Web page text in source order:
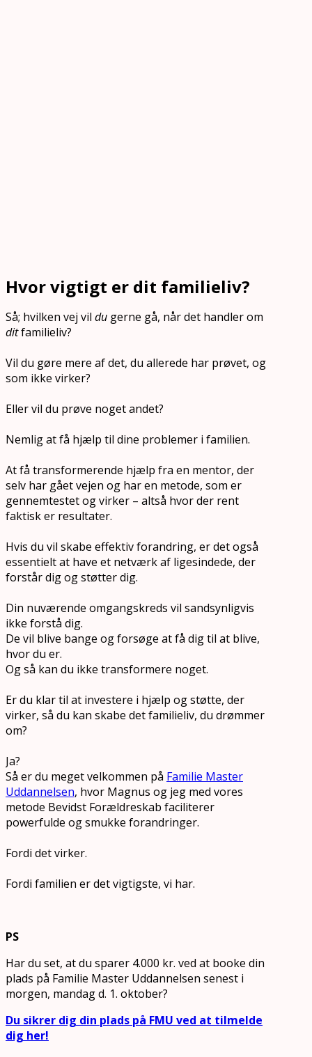
Hvor vigtigt er dit familieliv?
Så; hvilken vej vil du gerne gå, når det handler om
ditfamilieliv?
Vil du gøre mere af det, du allerede har prøvet, og
som ikke virker?
Eller vil du prøve noget andet?
Nemlig at få hjælp til dine problemer i familien.
At få transformerende hjælp fra en mentor, der
selv har gået vejen og har en metode, som er
gennemtestet og virker – altså hvor der rent
faktisk er resultater.
Hvis du vil skabe effektiv forandring, er det også
essentielt at have et netværk af ligesindede, der
forstår dig og støtter dig.
Din nuværende omgangskreds vil sandsynligvis
ikke forstå dig.
De vil blive bange og forsøge at få dig til at blive,
hvor du er.
Og så kan du ikke transformere noget.
Er du klar til at investere i hjælp og støtte, der
virker, så du kan skabe det familieliv, du drømmer
om?
Ja?
Så er du meget velkommen på Familie Master
Uddannelsen, hvor Magnus og jeg med vores
metode Bevidst Forældreskab faciliterer
powerfulde og smukke forandringer.
Fordi det virker.
Fordi familien er det vigtigste, vi har.
PS
Har du set, at du sparer 4.000 kr. ved at booke din
plads på Familie Master Uddannelsen senest i
morgen, mandag d. 1. oktober?
Du sikrer dig din plads på FMU ved at tilmelde
dig her!